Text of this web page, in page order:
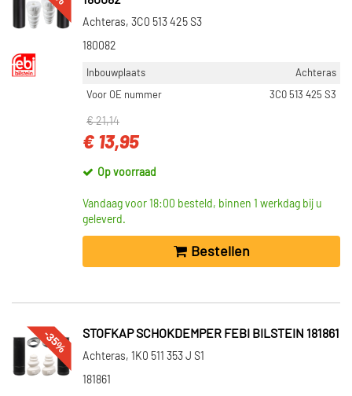
Achteras, 3C0 513 425 S3
180082
Inbouwplaats
Achteras
Voor OE nummer
3C0 513 425 S3
€ 21,14
€ 13,95
Op voorraad
Vandaag voor 18:00 besteld, binnen 1 werkdag bij u
geleverd.
Bestellen
-35% STOFKAP SCHOKDEMPER FEBI BILSTEIN 181861
Achteras, 1K0 511 353 J S1
181861